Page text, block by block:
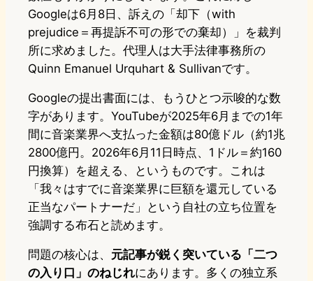
Googleは6月8日、訴えの「却下（with
prejudice＝再提訴不可の形での棄却）」を裁判
所に求めました。代理人は大手法律事務所の
Quinn Emanuel Urquhart & Sullivanです。
Googleの提出書面には、もうひとつ示唆的な数
字があります。YouTubeが2025年6月までの1年
間に音楽業界へ支払った金額は80億ドル（約1兆
2800億円。2026年6月11日時点、1ドル＝約160
円換算）を超える、というものです。これは
「我々はすでに音楽業界に巨額を還元している
正当なパートナーだ」という自社の立ち位置を
強調する布石と読めます。
問題の核心は、 元記事が鋭く突いている「二つ
の入り口」のねじれにあります。多くの独立系